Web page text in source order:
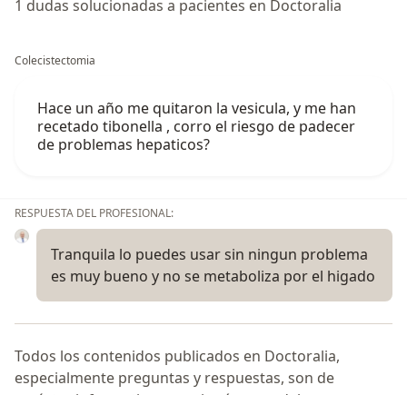
1 dudas solucionadas a pacientes en Doctoralia
Colecistectomia
Hace un año me quitaron la vesicula, y me han
recetado tibonella , corro el riesgo de padecer
de problemas hepaticos?
RESPUESTA DEL PROFESIONAL:
Tranquila lo puedes usar sin ningun problema
es muy bueno y no se metaboliza por el higado
Todos los contenidos publicados en Doctoralia,
especialmente preguntas y respuestas, son de